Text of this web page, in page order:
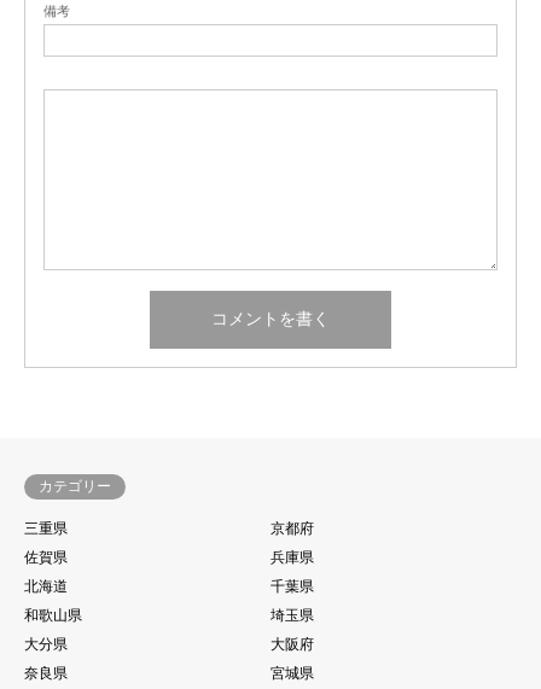
備考
カテゴリー
三重県
京都府
佐賀県
兵庫県
北海道
千葉県
和歌山県
埼玉県
大分県
大阪府
奈良県
宮城県